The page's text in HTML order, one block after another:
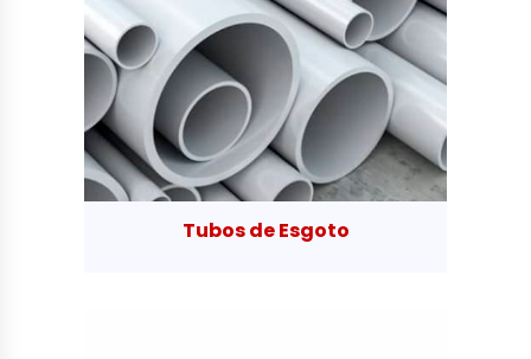
Tubos de Esgoto